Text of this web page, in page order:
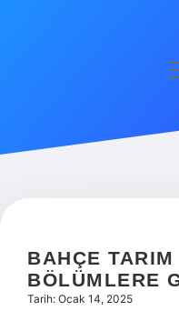
Hakkımızda
BAHÇE
BÖLÜMLERE
Tarih: Ocak 14, 2025